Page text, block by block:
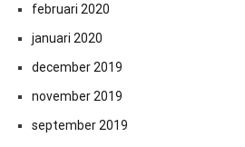
februari 2020
januari 2020
december 2019
november 2019
september 2019